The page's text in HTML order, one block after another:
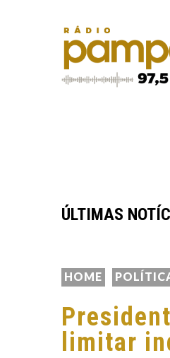
ÚLTIMAS
DEFINITIVA PODE
HOME
limitar